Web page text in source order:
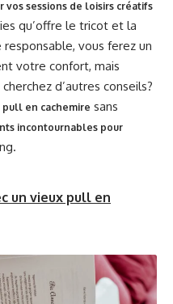
vos sessions de loisirs créatifs
qu’offre le tricot et la
vous ferez un
votre confort, mais
d’autres conseils?
en cachemire sans
incontournables pour
un vieux pull en